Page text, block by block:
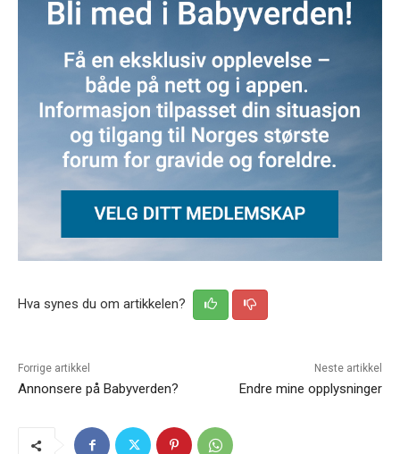
Hva synes du om artikkelen?
Forrige artikkel
Annonsere på Babyverden?
Neste artikkel
Endre mine opplysninger